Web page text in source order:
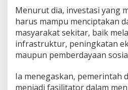
Menurut dia, investasi yang
harus mampu menciptakan
masyarakat sekitar, baik
infrastruktur, peningkatan
maupun pemberdayaan
Ia menegaskan, pemerintah
menjadi fasilitator dalam